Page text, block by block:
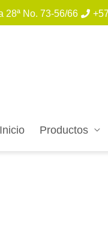
28ª No. 73-56/66
Inicio Productos